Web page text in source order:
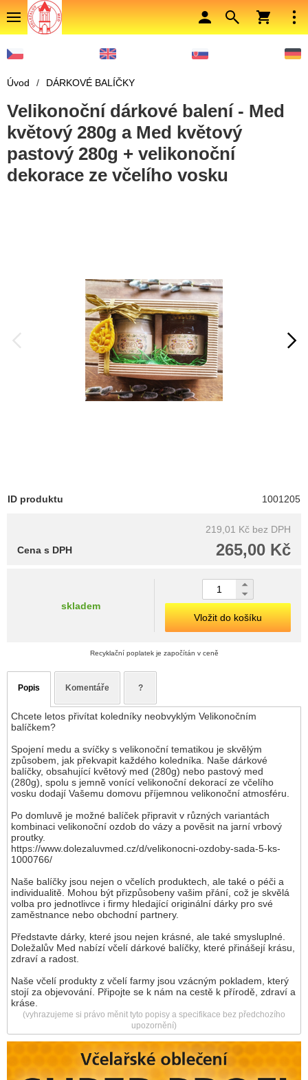
Úvod / DÁRKOVÉ BALÍČKY
Velikonoční dárkové balení - Med
květový 280g a Med květový
pastový 280g + velikonoční
dekorace ze včelího vosku
ID produktu 1001205
219,01 Kč bez DPH
265,00 Kč
Cena s DPH
skladem
Vložit do košíku
Recyklační poplatek je započítán v ceně
Popis Komentáře ?
Chcete letos přivítat koledníky neobvyklým Velikonočním
balíčkem?
Spojení medu a svíčky s velikonoční tematikou je skvělým
způsobem, jak překvapit každého koledníka. Naše dárkové
balíčky, obsahující květový med (280g) nebo pastový med
(280g), spolu s jemně vonící velikonoční dekorací ze včelího
vosku dodají Vašemu domovu příjemnou velikonoční atmosféru.
Po domluvě je možné balíček připravit v různých variantách
kombinaci velikonoční ozdob do vázy a pověsit na jarní vrbový
proutky.
https://www.dolezaluvmed.cz/d/velikonocni-ozdoby-sada-5-ks-
1000766/
Naše balíčky jsou nejen o včelích produktech, ale také o péči a
individualitě. Mohou být přizpůsobeny vašim přání, což je skvělá
volba pro jednotlivce i firmy hledající originální dárky pro své
zaměstnance nebo obchodní partnery.
Představte dárky, které jsou nejen krásné, ale také smysluplné.
Doležalův Med nabízí včelí dárkové balíčky, které přinášejí krásu,
zdraví a radost.
Naše včelí produkty z včelí farmy jsou vzácným pokladem, který
stojí za objevování. Připojte se k nám na cestě k přírodě, zdraví a
kráse.
(vyhrazujeme si právo měnit tyto popisy a specifikace bez předchozího
upozornění)